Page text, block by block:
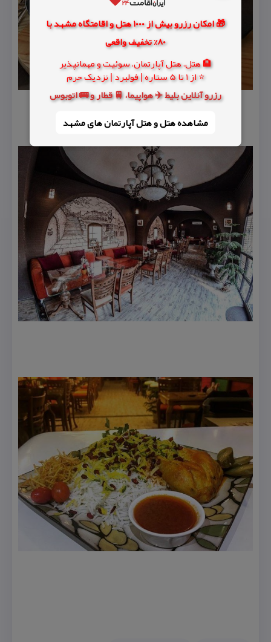
🎁 امکان رزرو بیش از 1000 هتل و اقامتگاه مشهد با
80% تخفیف واقعی
🏨 هتل، هتل آپارتمان، سوئیت و مهمانپذیر
⭐ از 1 تا 5 ستاره | فولبرد | نزدیک حرم
رزرو آنلاین بلیط ✈️ هواپیما، 🚆 قطار و 🚌 اتوبوس
مشاهده هتل و هتل‌ آپارتمان های مشهد